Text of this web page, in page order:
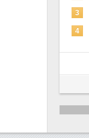
3
4